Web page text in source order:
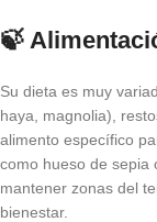
🍃
Su dieta es muy
haya, magnolia),
alimento específico
como hueso de sepia
mantener zonas del
bienestar.